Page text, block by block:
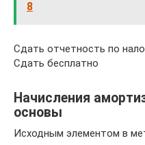
8
Сдать отчетность по
Сдать бесплатно
Начисления
основы
Исходным элементом в